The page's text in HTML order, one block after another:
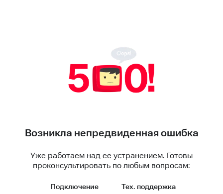
Возникла непредвиденная ошибка
Уже работаем над ее устранением. Готовы
проконсультировать по любым вопросам:
Подключение Тех. поддержка